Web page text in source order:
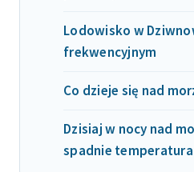
Lodowisko w
frekwencyjnym
Co dzieje się nad
Dzisiaj w nocy nad
spadnie temperatura